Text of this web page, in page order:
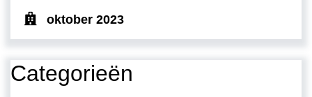
oktober 2023
Categorieën